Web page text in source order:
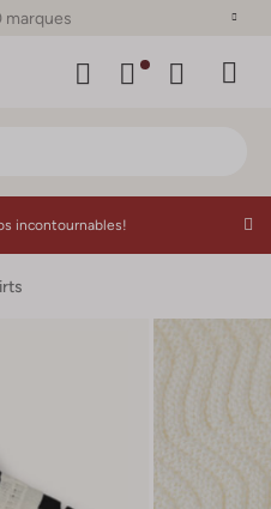
marques
incontournables!